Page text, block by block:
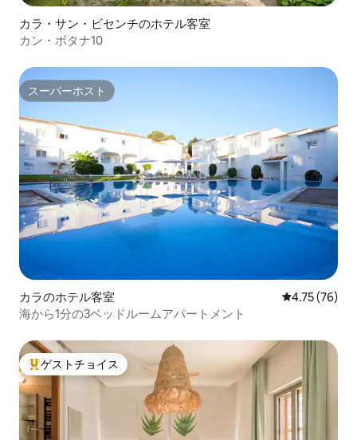
カラ・サン・ビセンチのホテル客室
カン・ボタナ10
スーパーホスト
スーパーホスト
カラのホテル客室 レビュー76
4.75 (76)
海から1分の3ベッドルームアパートメント
大好評のゲストチョイスです。
ゲストチョイス